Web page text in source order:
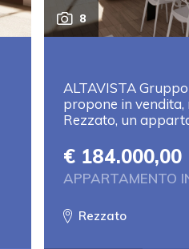
8
ALTAVISTA
propone in vendita,
Rezzato, un
€ 184.000,00
APPARTAMENTO
Rezzato